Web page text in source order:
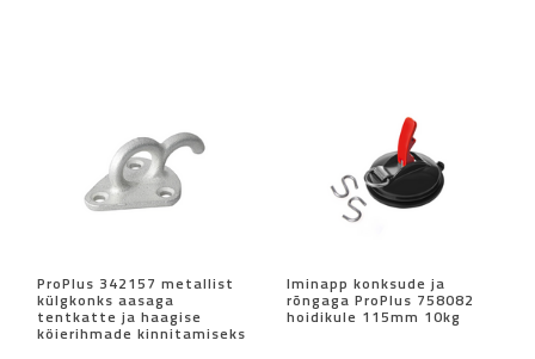
ProPlus 342157 metallist
külgkonks aasaga
tentkatte ja haagise
köierihmade kinnitamiseks
Iminapp konksude ja
rõngaga ProPlus 758082
hoidikule 115mm 10kg